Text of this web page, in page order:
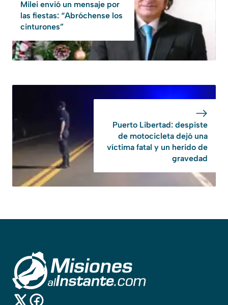
Milei envió un mensaje por
las fiestas: “Abróchense los
cinturones”
Puerto Libertad: despiste
de motocicleta dejó una
víctima fatal y un herido de
gravedad